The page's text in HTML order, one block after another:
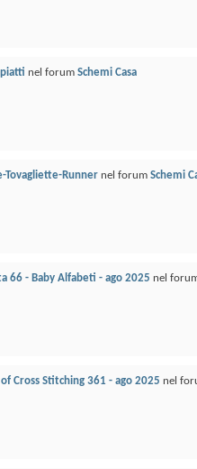
nel forum Schemi Casa
Tovagliette-Runner nel forum Schemi
66 - Baby Alfabeti - ago 2025 nel
Cross Stitching 361 - ago 2025 nel